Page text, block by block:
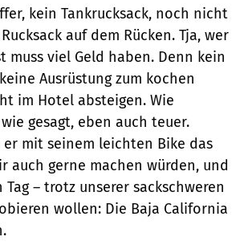
kein Tankrucksack, noch nicht
auf dem Rücken. Tja, wer
muss viel Geld haben. Denn kein
Ausrüstung zum kochen
im Hotel absteigen. Wie
gesagt, eben auch teuer.
er mit seinem leichten Bike das
auch gerne machen würden, und
Tag – trotz unserer sackschweren
wollen: Die Baja California